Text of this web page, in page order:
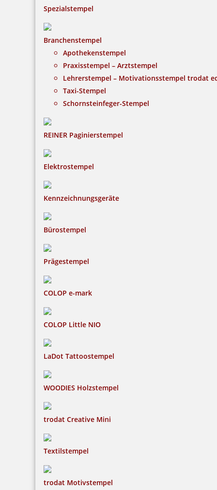
Spezialstempel
Branchenstempel
Apothekenstempel
Praxisstempel – Arztstempel
Lehrerstempel – Motivationsstempel trodat
Taxi-Stempel
Schornsteinfeger-Stempel
REINER Paginierstempel
Elektrostempel
Kennzeichnungsgeräte
Bürostempel
Prägestempel
COLOP e-mark
COLOP Little NIO
LaDot Tattoostempel
WOODIES Holzstempel
trodat Creative Mini
Textilstempel
trodat Motivstempel